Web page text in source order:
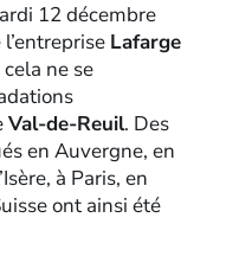
12 décembre
Lafarge
ne se
Val-de-Reuil. Des
en Auvergne, en
à Paris, en
ont ainsi été